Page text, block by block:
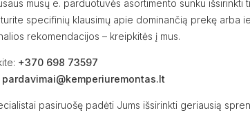
mūsų e. parduotuvės asortimento sunku išsirinkti
specifinių klausimų apie dominančią prekę arba
rekomendacijos – kreipkitės į mus.
+370 698 73597
pardavimai@kemperiuremontas.lt
pasiruošę padėti Jums išsirinkti geriausią